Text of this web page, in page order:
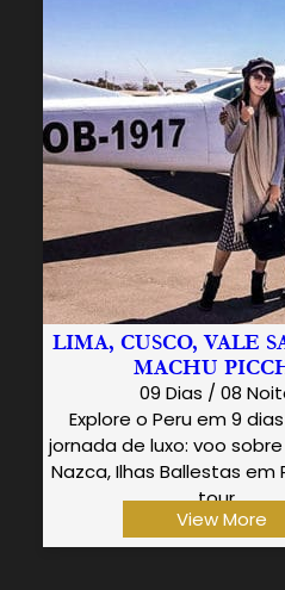
LIMA, CUSCO, VALE
MACHU
09 Dias / 08
Explore o Peru em 9
jornada de luxo: voo
Nazca, Ilhas Ballestas em
tour…
View More